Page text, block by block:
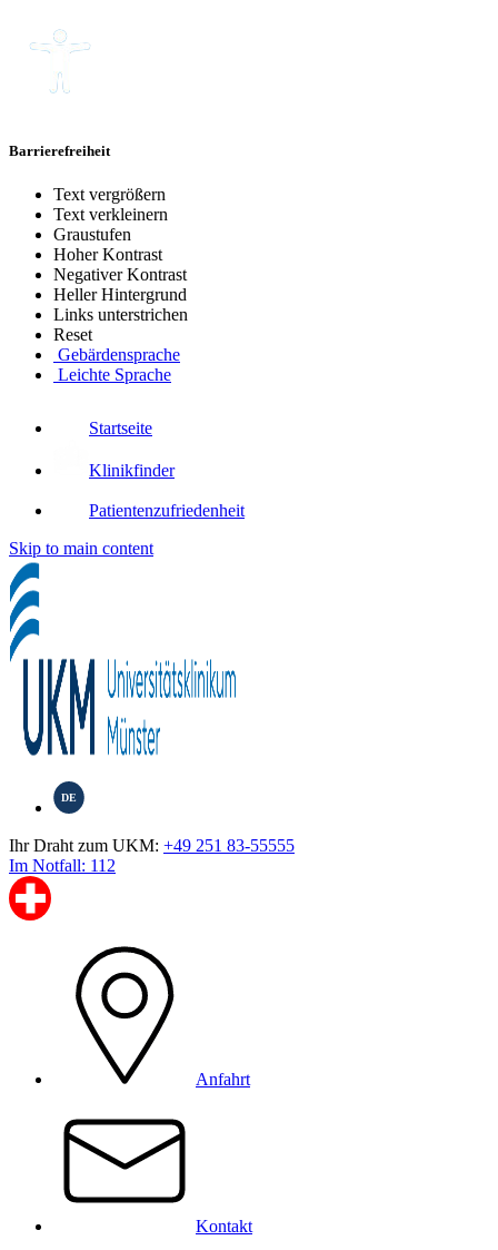
Barrierefreiheit
Text vergrößern
Text verkleinern
Graustufen
Hoher Kontrast
Negativer Kontrast
Heller Hintergrund
Links unterstrichen
Reset
Gebärdensprache
Leichte Sprache
Startseite
Klinikfinder
Patientenzufriedenheit
Skip to main content
DE
Ihr Draht zum UKM: +49 251 83-55555
Im Notfall: 112
Anfahrt
Kontakt